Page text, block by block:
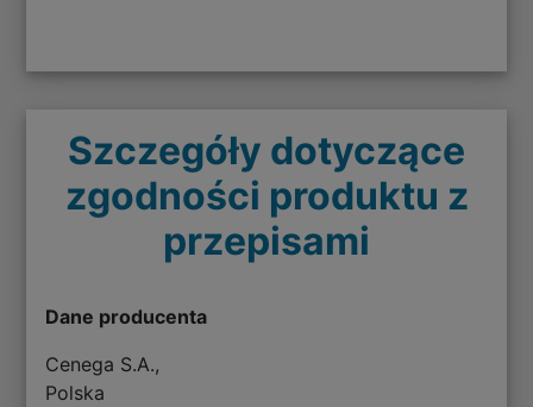
Szczegóły dotyczące
zgodności produktu z
przepisami
Dane producenta
Cenega S.A.,
Polska